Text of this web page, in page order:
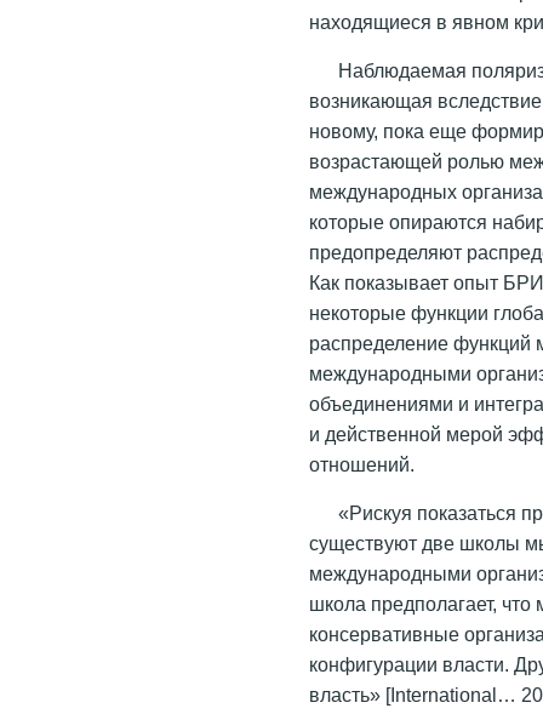
находящиеся в явном
Наблюдаемая
возникающая
новому, пока еще
возрастающей ролью
международных
которые опираются
предопределяют
Как показывает опыт
некоторые функции
распределение функций
международными
объединениями и
и действенной мерой
отношений.
«Рискуя показаться
существуют две школы
международными
школа предполагает,
консервативные
конфигурации власти.
власть» [International…